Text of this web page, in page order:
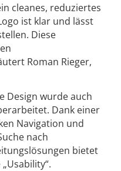
cleanes, reduziertes
ist klar und lässt
Diese
Roman Rieger,
Design wurde auch
Dank einer
Navigation und
nach
bietet